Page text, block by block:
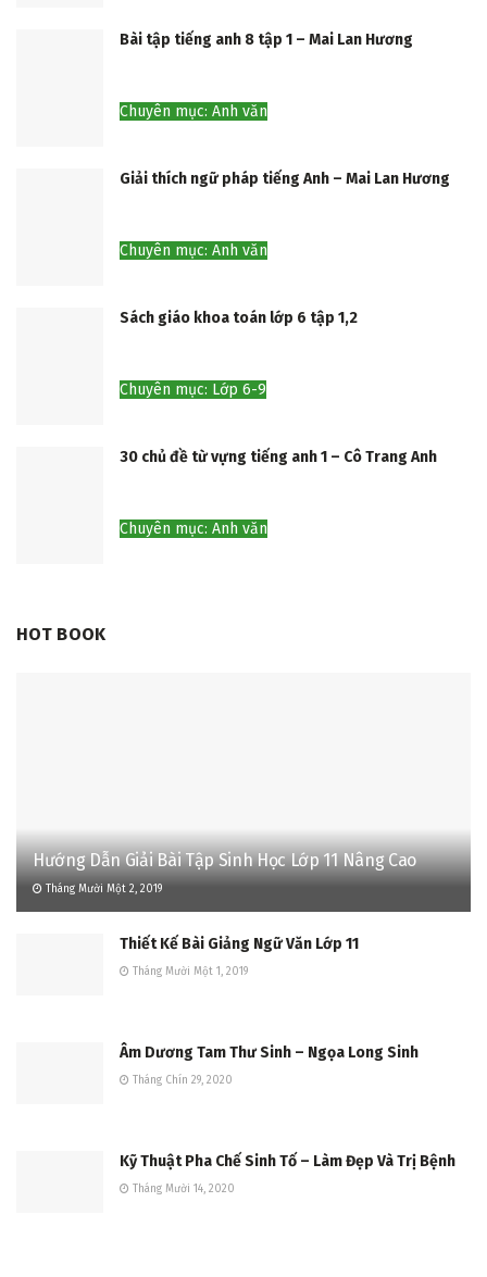
Bài tập tiếng anh 8 tập 1 – Mai Lan Hương
Chuyên mục: Anh văn
Giải thích ngữ pháp tiếng Anh – Mai Lan Hương
Chuyên mục: Anh văn
Sách giáo khoa toán lớp 6 tập 1,2
Chuyên mục: Lớp 6-9
30 chủ đề từ vựng tiếng anh 1 – Cô Trang Anh
Chuyên mục: Anh văn
HOT BOOK
Hướng Dẫn Giải Bài Tập Sinh Học Lớp 11 Nâng Cao
Tháng Mười Một 2, 2019
Thiết Kế Bài Giảng Ngữ Văn Lớp 11
Tháng Mười Một 1, 2019
Âm Dương Tam Thư Sinh – Ngọa Long Sinh
Tháng Chín 29, 2020
Kỹ Thuật Pha Chế Sinh Tố – Làm Đẹp Và Trị Bệnh
Tháng Mười 14, 2020